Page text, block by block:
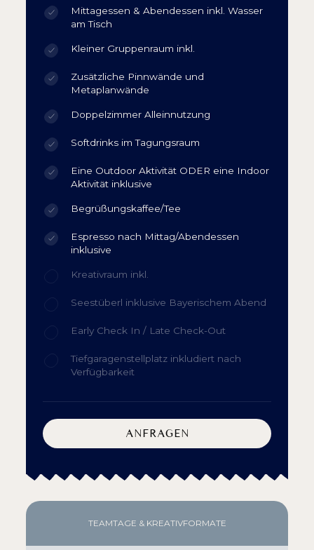
Mittagessen & Abendessen inkl. Wasser
am Tisch
Kleiner Gruppenraum inkl.
Zusätzliche Pinnwände und
Metaplanwände
Doppelzimmer Alleinnutzung
Softdrinks im Tagungsraum
Eine Outdoor Aktivität ODER eine Indoor
Aktivität inklusive
Begrüßungskaffee/Tee
Espresso nach Mittag/Abendessen
inklusive
Kreativraum inkl.
Seestüberl inklusive Bayerischem Abend
Early Check In / Late Check-Out
Tiefgaragenstellplatz inkludiert nach
Verfügbarkeit
ANFRAGEN
TEAMTAGE & KREATIVFORMATE